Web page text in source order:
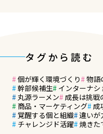
タグから読む
個が輝く環境づくり 物語
幹部候補生 インターナ
丸源ラーメン 成長は挑戦
商品・マーケティング 成
覚醒する個と組織 違いが
チャレンジド活躍 焼きた